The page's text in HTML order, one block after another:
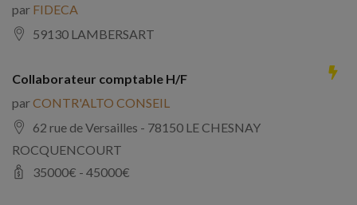
par FIDECA
59130 LAMBERSART
Collaborateur comptable H/F
parCONTR'ALTO CONSEIL
62 rue de Versailles - 78150 LE CHESNAY
ROCQUENCOURT
35000€ - 45000€